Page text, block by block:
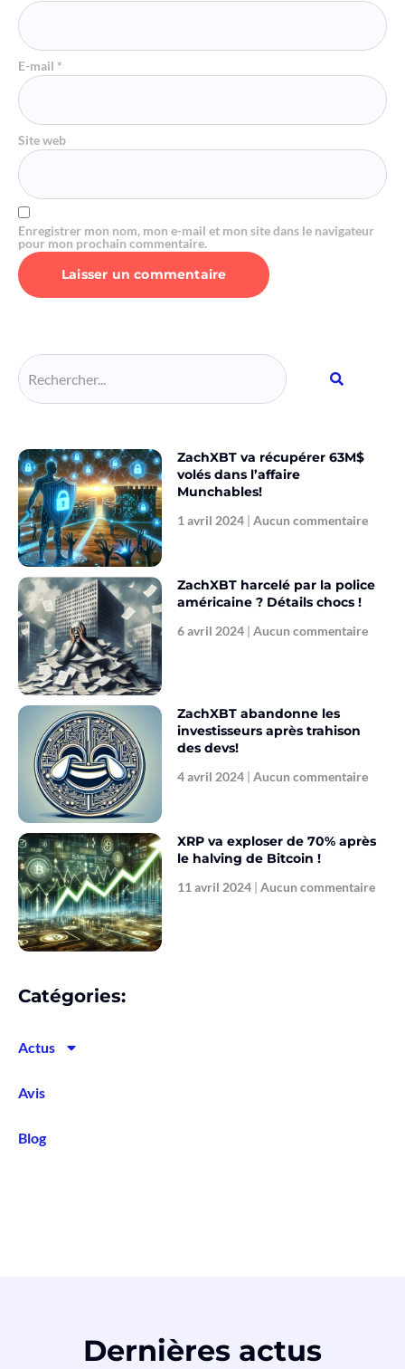
E-mail *
Site web
Enregistrer mon nom, mon e-mail et mon site dans le navigateur
pour mon prochain commentaire.
ZachXBT va récupérer 63M$
volés dans l’affaire
Munchables!
1 avril 2024 Aucun commentaire
ZachXBT harcelé par la police
américaine ? Détails chocs !
6 avril 2024 Aucun commentaire
ZachXBT abandonne les
investisseurs après trahison
des devs!
4 avril 2024 Aucun commentaire
XRP va exploser de 70% après
le halving de Bitcoin !
11 avril 2024 Aucun commentaire
Catégories:
Actus
Avis
Blog
Dernières actus